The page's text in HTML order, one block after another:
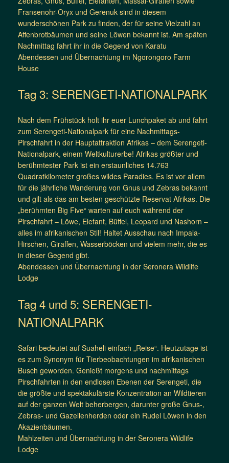
Fransenohr-Oryx und Gerenuk sind in diesem
wunderschönen Park zu finden, der für seine Vielzahl an
Affenbrotbäumen und seine Löwen bekannt ist. Am späten
Nachmittag fahrt ihr in die Gegend von Karatu
Abendessen und Übernachtung im Ngorongoro Farm
House
Tag 3: SERENGETI-NATIONALPARK
Nach dem Frühstück holt ihr euer Lunchpaket ab und fahrt
zum Serengeti-Nationalpark für eine Nachmittags-
Pirschfahrt in der Hauptattraktion Afrikas – dem Serengeti-
Nationalpark, einem Weltkulturerbe! Afrikas größter und
berühmtester Park ist ein erstaunliches 14.763
Quadratkilometer großes wildes Paradies. Es ist vor allem
für die jährliche Wanderung von Gnus und Zebras bekannt
und gilt als das am besten geschützte Reservat Afrikas. Die
„berühmten Big Five“ warten auf euch während der
Pirschfahrt – Löwe, Elefant, Büffel, Leopard und Nashorn –
alles im afrikanischen Stil! Haltet Ausschau nach Impala-
Hirschen, Giraffen, Wasserböcken und vielem mehr, die es
in dieser Gegend gibt.
Abendessen und Übernachtung in der Seronera Wildlife
Lodge
Tag 4 und 5: SERENGETI-
NATIONALPARK
Safari bedeutet auf Suaheli einfach „Reise“. Heutzutage ist
es zum Synonym für Tierbeobachtungen im afrikanischen
Busch geworden. Genießt morgens und nachmittags
Pirschfahrten in den endlosen Ebenen der Serengeti, die
die größte und spektakulärste Konzentration an Wildtieren
auf der ganzen Welt beherbergen, darunter große Gnus-,
Zebras- und Gazellenherden oder ein Rudel Löwen in den
Akazienbäumen.
Mahlzeiten und Übernachtung in der Seronera Wildlife
Lodge